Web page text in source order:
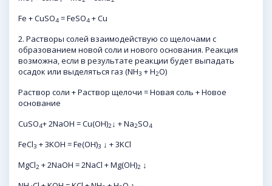
Fe + CuSO4 = FeSO4 + Cu
2. Растворы солей взаимодействую со щелочами с
образованием новой соли и нового основания. Реакция
возможна, если в результате реакции будет выпадать
осадок или выделяться газ (NH3 + H2O)
Раствор соли + Раствор щелочи = Новая соль + Новое
основание
CuSO4+ 2NaOH = Cu(OH)2 ↓ + Na2SO4
FeCl3 + 3KOH = Fe(OH)3 ↓ + 3KCl
MgCl2 + 2NaOH = 2NaCl + Mg(OH)2 ↓